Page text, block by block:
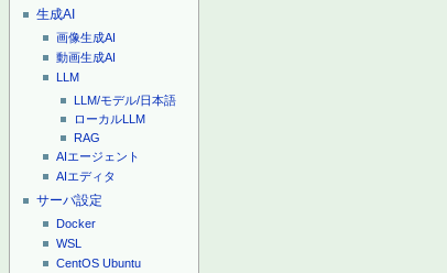
生成AI
画像生成AI
動画生成AI
LLM
LLM/モデル/日本語
ローカルLLM
RAG
AIエージェント
AIエディタ
サーバ設定
Docker
WSL
CentOS Ubuntu